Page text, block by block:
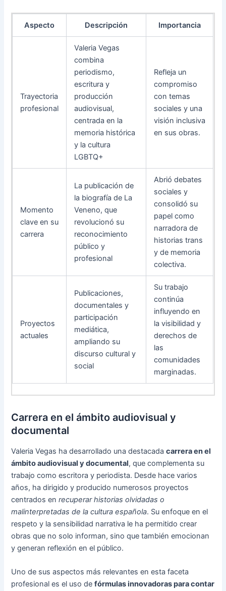
Aspecto Descripción Importancia
Trayectoria
profesional
Valeria Vegas
combina
periodismo,
escritura y
producción
audiovisual,
centrada en la
memoria histórica
y la cultura
LGBTQ+
Refleja un
compromiso
con temas
sociales y una
visión inclusiva
en sus obras.
Momento
clave en su
carrera
La publicación de
la biografía de La
Veneno, que
revolucionó su
reconocimiento
público y
profesional
Abrió debates
sociales y
consolidó su
papel como
narradora de
historias trans
y de memoria
colectiva.
Proyectos
actuales
Publicaciones,
documentales y
participación
mediática,
ampliando su
discurso cultural y
social
Su trabajo
continúa
influyendo en
la visibilidad y
derechos de
las
comunidades
marginadas.
Carrera en el ámbito audiovisual y
documental
Valeria Vegas ha desarrollado una destacadacarrera en el
ámbito audiovisual y documental, que complementa su
trabajo como escritora y periodista. Desde hace varios
años, ha dirigido y producido numerosos proyectos
centrados enrecuperar historias olvidadas o
malinterpretadas de la cultura española. Su enfoque en el
respeto y la sensibilidad narrativa le ha permitido crear
obras que no solo informan, sino que también emocionan
y generan reflexión en el público.
Uno de sus aspectos más relevantes en esta faceta
profesional es el uso defórmulas innovadoras para contar